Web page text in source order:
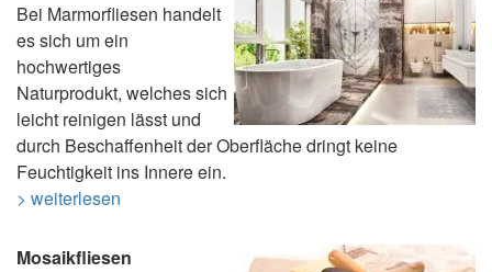
Bei Marmorfliesen handelt
es sich um ein
hochwertiges
Naturprodukt, welches sich
leicht reinigen lässt und
durch Beschaffenheit der Oberfläche dringt keine
Feuchtigkeit ins Innere ein.
> weiterlesen
Mosaikfliesen